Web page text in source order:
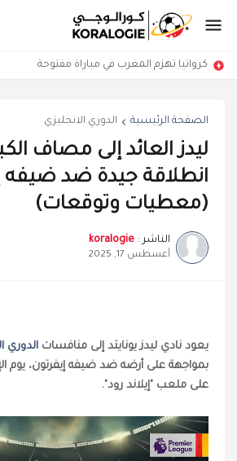
كرواتيا تهزم المغرب في مباراة مفتوحة
الصفحة الرئيسية الدوري الانجليزي
ليدز العائد إلى مصاف
انطلاقة جيدة ضد ضيفه
(معطيات وتوقعات)
الناشر : koralogie
أغسطس 17, 2025
يعود نادي ليدز يونايتد إلى منافسات الدوري
على ملعب "إيلاند رود".